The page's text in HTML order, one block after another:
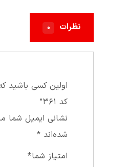
نظرات ۰
کد ۳۶۱”
نشانی ایمیل شما
شده‌اند*
امتیاز شما*